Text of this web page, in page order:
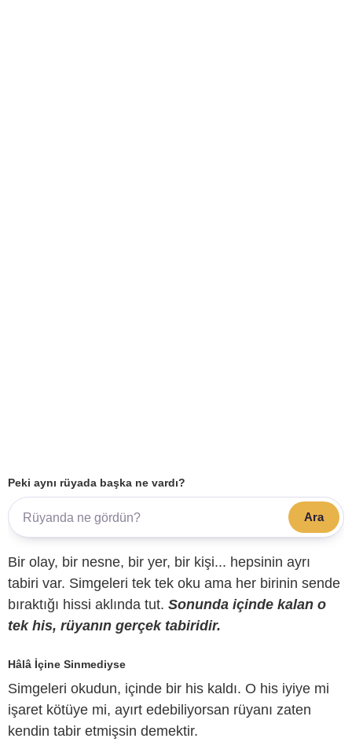
Peki aynı rüyada başka ne vardı?
Ara
Bir olay, bir nesne, bir yer, bir kişi... hepsinin ayrı
tabiri var. Simgeleri tek tek oku ama her birinin sende
bıraktığı hissi aklında tut. Sonunda içinde kalan o
tek his, rüyanın gerçek tabiridir.
Hâlâ İçine Sinmediyse
Simgeleri okudun, içinde bir his kaldı. O his iyiye mi
işaret kötüye mi, ayırt edebiliyorsan rüyanı zaten
kendin tabir etmişsin demektir.